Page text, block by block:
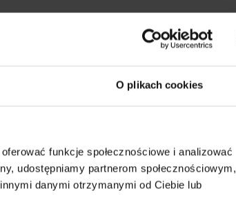
O plikach cookies
funkcje społecznościowe i analizować
udostępniamy partnerom społecznościowym,
danymi otrzymanymi od Ciebie lub